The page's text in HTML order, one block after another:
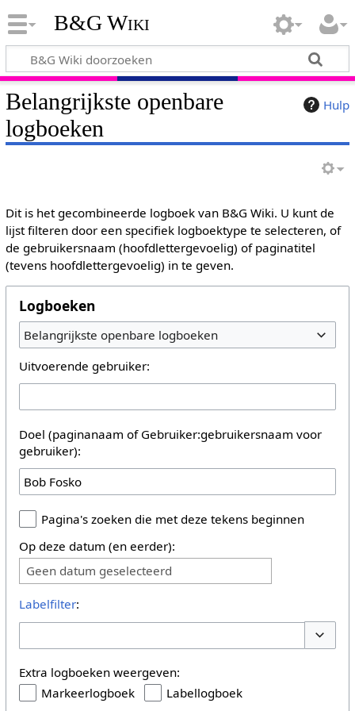
B&G Wiki
Hulp
Belangrijkste openbare
logboeken
Dit is het gecombineerde logboek van B&G Wiki. U kunt de
lijst filteren door een specifiek logboektype te selecteren, of
de gebruikersnaam (hoofdlettergevoelig) of paginatitel
(tevens hoofdlettergevoelig) in te geven.
Logboeken
Belangrijkste openbare logboeken
Uitvoerende gebruiker:
Doel (paginanaam of Gebruiker:gebruikersnaam voor
gebruiker):
Pagina's zoeken die met deze tekens beginnen
Op deze datum (en eerder):
Geen datum geselecteerd
Labelfilter:
Extra logboeken weergeven:
Markeerlogboek
Labellogboek